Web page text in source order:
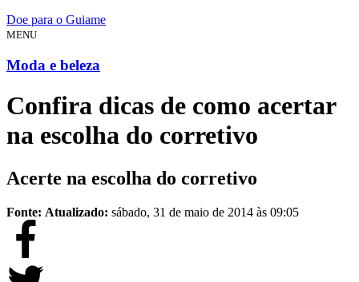
Doe para o Guiame
MENU
Moda e beleza
Confira dicas de como acertar
na escolha do corretivo
Acerte na escolha do corretivo
Fonte: Atualizado: sábado, 31 de maio de 2014 às 09:05